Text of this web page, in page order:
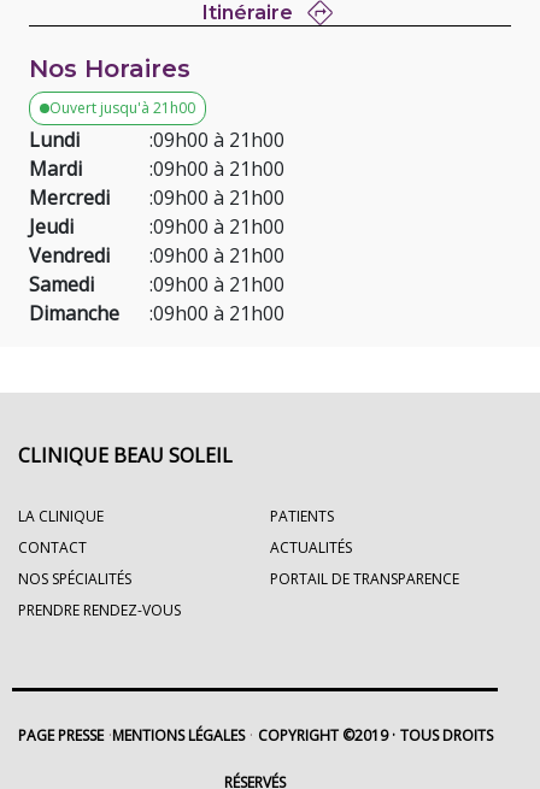
Itinéraire
Nos Horaires
Ouvert jusqu'à 21h00
Lundi :09h00 à 21h00
Mardi
:09h00 à 21h00
Mercredi
:09h00 à 21h00
Jeudi
:09h00 à 21h00
Vendredi
:09h00 à 21h00
Samedi
:09h00 à 21h00
Dimanche
:09h00 à 21h00
CLINIQUE BEAU SOLEIL
LA CLINIQUE
PATIENTS
CONTACT
ACTUALITÉS
NOS SPÉCIALITÉS
PORTAIL DE TRANSPARENCE
PRENDRE RENDEZ-VOUS
PAGE PRESSE MENTIONS LÉGALES COPYRIGHT ©2019 TOUS DROITS
RÉSERVÉS